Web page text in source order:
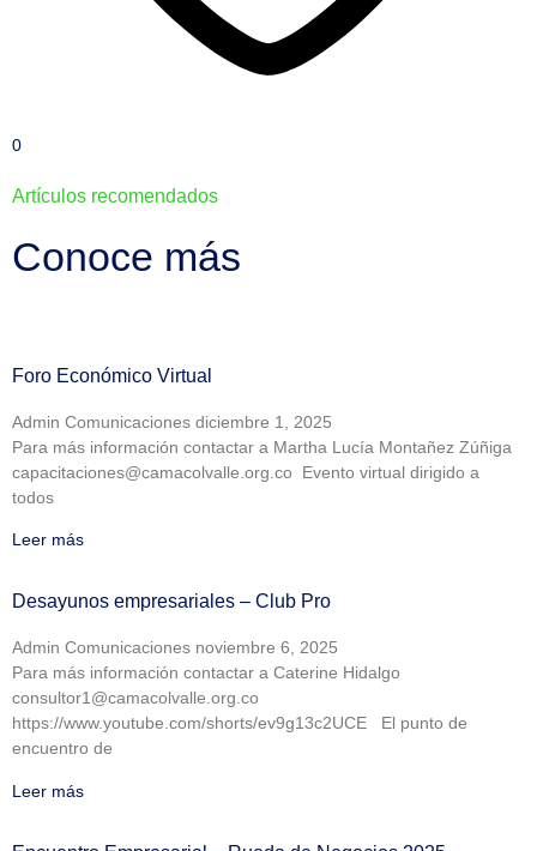
0
Artículos recomendados
Conoce más
Foro Económico Virtual
Admin Comunicaciones diciembre 1, 2025
Para más información contactar a Martha Lucía Montañez Zúñiga
capacitaciones@camacolvalle.org.co Evento virtual dirigido a
todos
Leer más
Desayunos empresariales – Club Pro
Admin Comunicaciones noviembre 6, 2025
Para más información contactar a Caterine Hidalgo
consultor1@camacolvalle.org.co
https://www.youtube.com/shorts/ev9g13c2UCE El punto de
encuentro de
Leer más